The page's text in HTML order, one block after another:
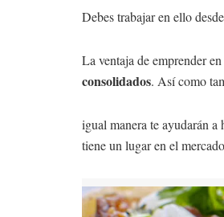
Debes trabajar en ello
La ventaja de emprender
consolidados. Así como
igual manera te ayudarán
tiene un lugar en el